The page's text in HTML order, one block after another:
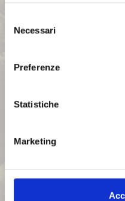
assenza dei cookie
informazioni puoi
delNecessari
Preferenze
Statistiche
Marketing
MODELLO
LINEE GUIDA
INVESTOR